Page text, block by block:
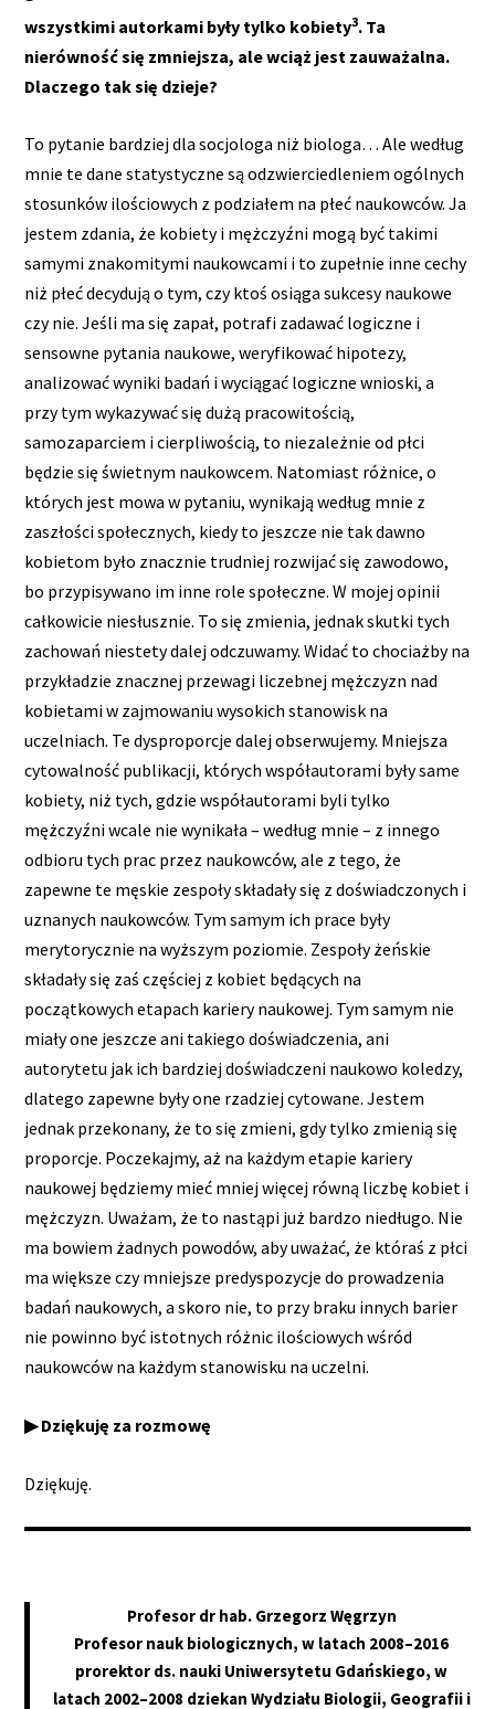
wszystkimi autorkami były tylko kobiety3. Ta
nierówność się zmniejsza, ale wciąż jest zauważalna.
Dlaczego tak się dzieje?
To pytanie bardziej dla socjologa niż biologa… Ale według
mnie te dane statystyczne są odzwierciedleniem ogólnych
stosunków ilościowych z podziałem na płeć naukowców. Ja
jestem zdania, że kobiety i mężczyźni mogą być takimi
samymi znakomitymi naukowcami i to zupełnie inne cechy
niż płeć decydują o tym, czy ktoś osiąga sukcesy naukowe
czy nie. Jeśli ma się zapał, potrafi zadawać logiczne i
sensowne pytania naukowe, weryfikować hipotezy,
analizować wyniki badań i wyciągać logiczne wnioski, a
przy tym wykazywać się dużą pracowitością,
samozaparciem i cierpliwością, to niezależnie od płci
będzie się świetnym naukowcem. Natomiast różnice, o
których jest mowa w pytaniu, wynikają według mnie z
zaszłości społecznych, kiedy to jeszcze nie tak dawno
kobietom było znacznie trudniej rozwijać się zawodowo,
bo przypisywano im inne role społeczne. W mojej opinii
całkowicie niesłusznie. To się zmienia, jednak skutki tych
zachowań niestety dalej odczuwamy. Widać to chociażby na
przykładzie znacznej przewagi liczebnej mężczyzn nad
kobietami w zajmowaniu wysokich stanowisk na
uczelniach. Te dysproporcje dalej obserwujemy. Mniejsza
cytowalność publikacji, których współautorami były same
kobiety, niż tych, gdzie współautorami byli tylko
mężczyźni wcale nie wynikała – według mnie – z innego
odbioru tych prac przez naukowców, ale z tego, że
zapewne te męskie zespoły składały się z doświadczonych i
uznanych naukowców. Tym samym ich prace były
merytorycznie na wyższym poziomie. Zespoły żeńskie
składały się zaś częściej z kobiet będących na
początkowych etapach kariery naukowej. Tym samym nie
miały one jeszcze ani takiego doświadczenia, ani
autorytetu jak ich bardziej doświadczeni naukowo koledzy,
dlatego zapewne były one rzadziej cytowane. Jestem
jednak przekonany, że to się zmieni, gdy tylko zmienią się
proporcje. Poczekajmy, aż na każdym etapie kariery
naukowej będziemy mieć mniej więcej równą liczbę kobiet i
mężczyzn. Uważam, że to nastąpi już bardzo niedługo. Nie
ma bowiem żadnych powodów, aby uważać, że któraś z płci
ma większe czy mniejsze predyspozycje do prowadzenia
badań naukowych, a skoro nie, to przy braku innych barier
nie powinno być istotnych różnic ilościowych wśród
naukowców na każdym stanowisku na uczelni.
▶ Dziękuję za rozmowę
Dziękuję.
Profesor dr hab. Grzegorz Węgrzyn
Profesor nauk biologicznych, w latach 2008–2016
prorektor ds. nauki Uniwersytetu Gdańskiego, w
latach 2002–2008 dziekan Wydziału Biologii, Geografii i